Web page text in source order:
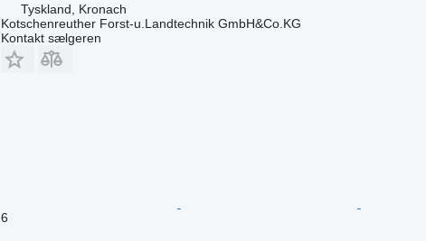
Tyskland, Kronach
Kotschenreuther Forst-u.Landtechnik GmbH&Co.KG
Kontakt sælgeren
6